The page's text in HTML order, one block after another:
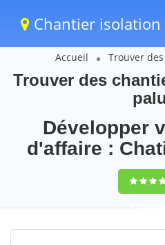
Chantier isolation
Accueil Trouver
Trouver des
Développer
d'affaire :
9,5
votes